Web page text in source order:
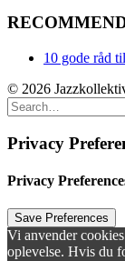
10 gode råd
© 2026
Privacy
Privacy
Vi anvender
oplevelse. Hvis du